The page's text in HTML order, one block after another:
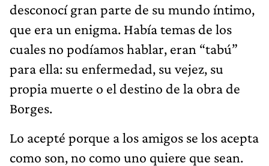
desconocí gran parte de su mundo íntimo,
que era un enigma. Había temas de los
cuales no podíamos hablar, eran “tabú”
para ella: su enfermedad, su vejez, su
propia muerte o el destino de la obra de
Borges.
Lo acepté porque a los amigos se los acepta
como son, no como uno quiere que sean.